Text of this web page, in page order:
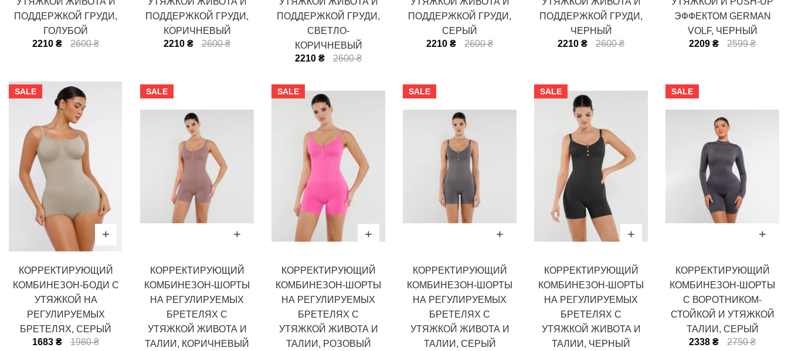
ПОДДЕРЖКОЙ ГРУДИ,
ГОЛУБОЙ
2210 ₴
2600 ₴
ПОДДЕРЖКОЙ ГРУДИ,
КОРИЧНЕВЫЙ
2210 ₴
2600 ₴
ПОДДЕРЖКОЙ ГРУДИ,
СВЕТЛО-
КОРИЧНЕВЫЙ
2210 ₴
2600 ₴
ПОДДЕРЖКОЙ ГРУДИ,
СЕРЫЙ
2210 ₴
2600 ₴
ПОДДЕРЖКОЙ ГРУДИ,
ЧЕРНЫЙ
2210 ₴
2600 ₴
ЭФФЕКТОМ GERMAN
VOLF, ЧЕРНЫЙ
2209 ₴
2599 ₴
SALE
КОРРЕКТИРУЮЩИЙ
КОМБИНЕЗОН-БОДИ С
УТЯЖКОЙ НА
РЕГУЛИРУЕМЫХ
БРЕТЕЛЯХ, СЕРЫЙ
1683 ₴
1980 ₴
SALE
КОРРЕКТИРУЮЩИЙ
КОМБИНЕЗОН-ШОРТЫ
НА РЕГУЛИРУЕМЫХ
БРЕТЕЛЯХ С
УТЯЖКОЙ ЖИВОТА И
ТАЛИИ, КОРИЧНЕВЫЙ
SALE
КОРРЕКТИРУЮЩИЙ
КОМБИНЕЗОН-ШОРТЫ
НА РЕГУЛИРУЕМЫХ
БРЕТЕЛЯХ С
УТЯЖКОЙ ЖИВОТА И
ТАЛИИ, РОЗОВЫЙ
SALE
КОРРЕКТИРУЮЩИЙ
КОМБИНЕЗОН-ШОРТЫ
НА РЕГУЛИРУЕМЫХ
БРЕТЕЛЯХ С
УТЯЖКОЙ ЖИВОТА И
ТАЛИИ, СЕРЫЙ
SALE
КОРРЕКТИРУЮЩИЙ
КОМБИНЕЗОН-ШОРТЫ
НА РЕГУЛИРУЕМЫХ
БРЕТЕЛЯХ С
УТЯЖКОЙ ЖИВОТА И
ТАЛИИ, ЧЕРНЫЙ
SALE
КОРРЕКТИРУЮЩИЙ
КОМБИНЕЗОН-ШОРТЫ
С ВОРОТНИКОМ-
СТОЙКОЙ И УТЯЖКОЙ
ТАЛИИ, СЕРЫЙ
2338 ₴
2750 ₴